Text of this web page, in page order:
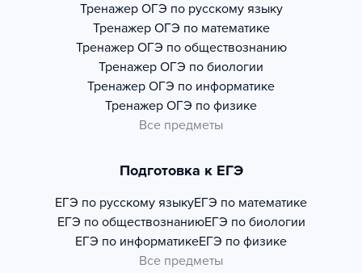
Тренажер ОГЭ по русскому языку
Тренажер ОГЭ по математике
Тренажер ОГЭ по обществознанию
Тренажер ОГЭ по биологии
Тренажер ОГЭ по информатике
Тренажер ОГЭ по физике
Все предметы
Подготовка к ЕГЭ
ЕГЭ по русскому языкуЕГЭ по математике
ЕГЭ по обществознаниюЕГЭ по биологии
ЕГЭ по информатикеЕГЭ по физике
Все предметы